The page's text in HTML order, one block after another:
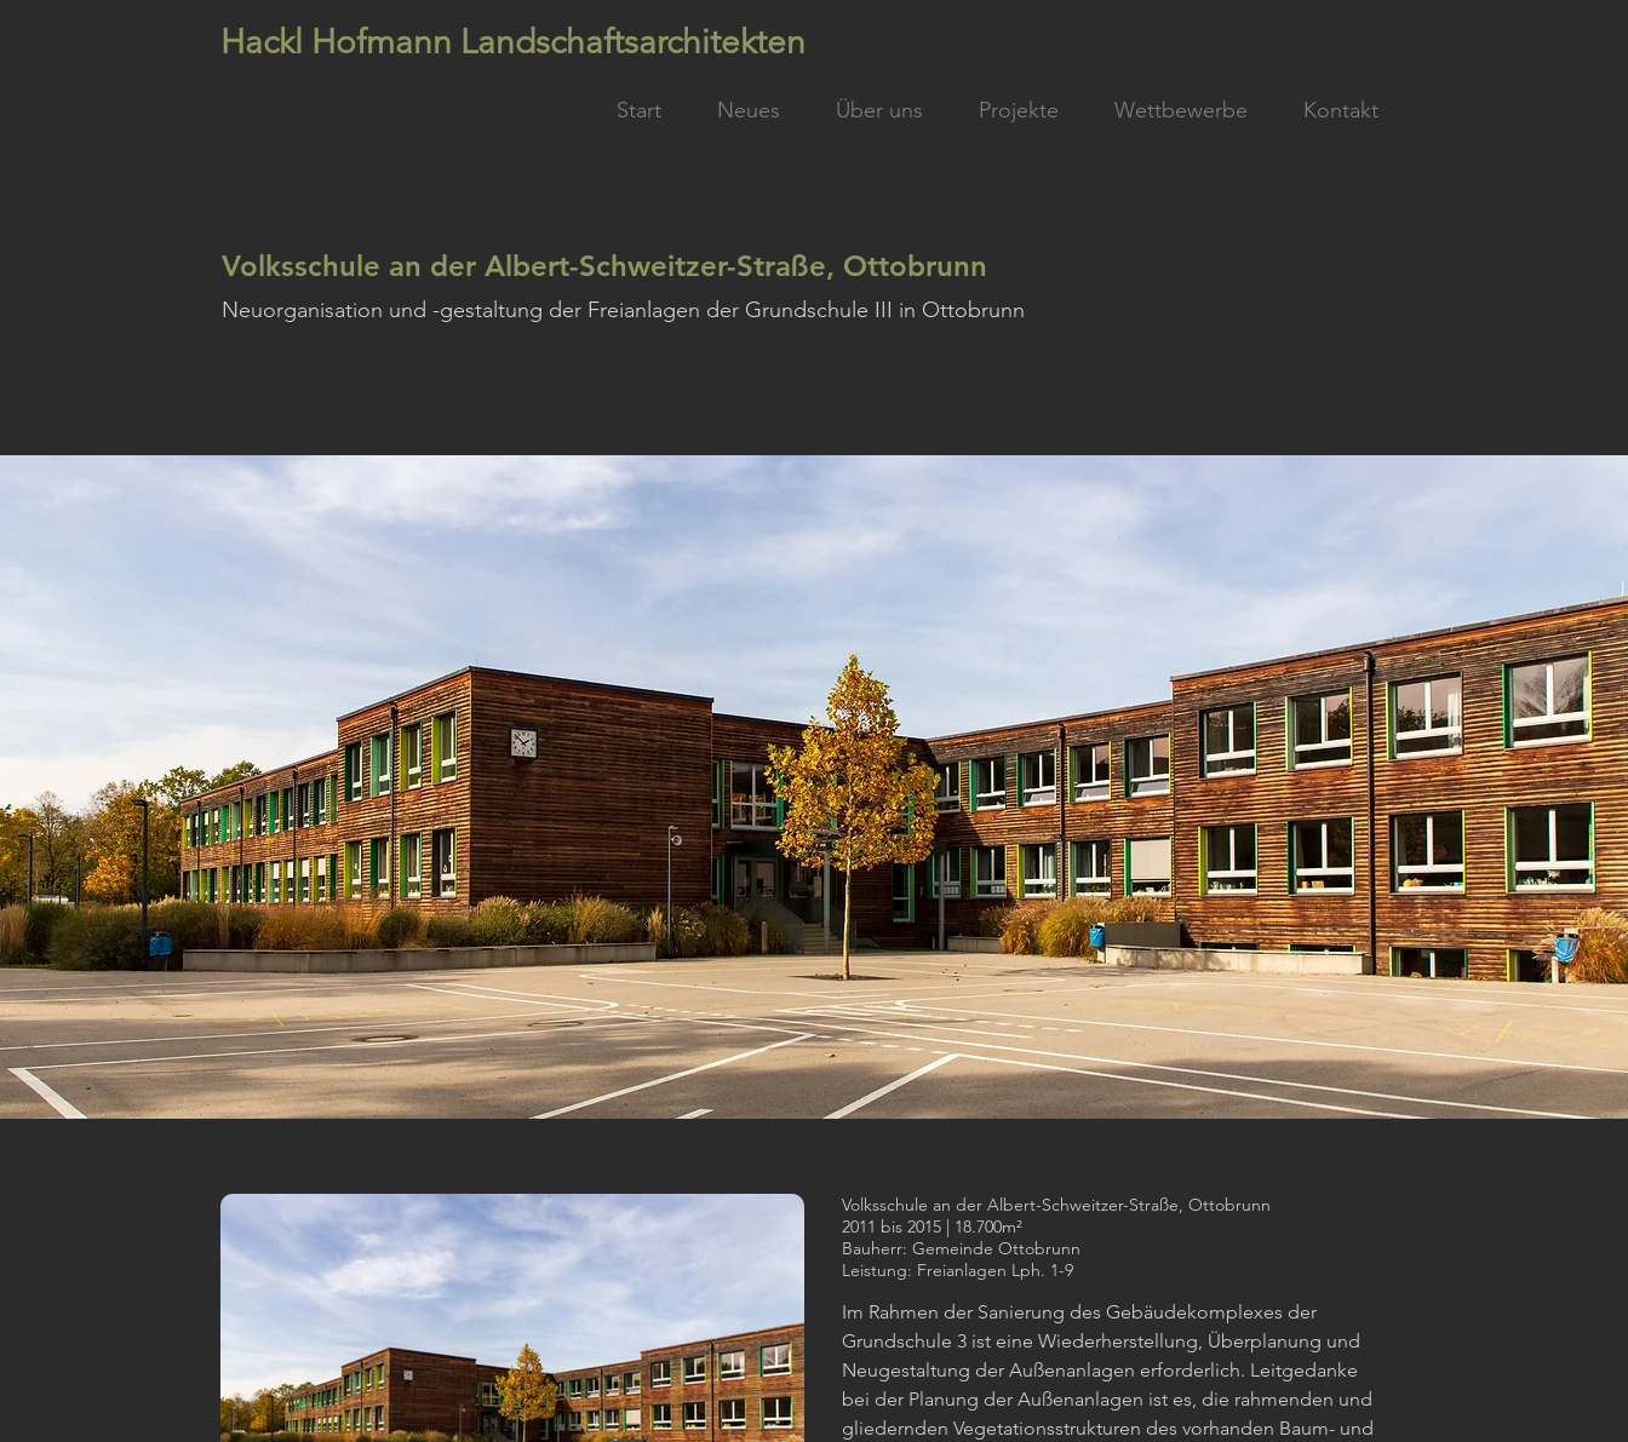
Hackl Hofmann Landschaftsarchitekten
Start Neues Über uns Projekte Wettbewerbe Kontakt
Volksschule an der Albert-Schweitzer-Straße, Ottobrunn
Neuorganisation und -gestaltung der Freianlagen der Grundschule III in Ottobrunn
Volksschule an der Albert-Schweitzer-Straße, Ottobrunn
2011 bis 2015 | 18.700m²
Bauherr: Gemeinde Ottobrunn
Leistung: Freianlagen Lph. 1-9
Im Rahmen der Sanierung des Gebäudekomplexes der
Grundschule 3 ist eine Wiederherstellung, Überplanung und
Neugestaltung der Außenanlagen erforderlich. Leitgedanke
bei der Planung der Außenanlagen ist es, die rahmenden und
gliedernden Vegetationsstrukturen des vorhanden Baum- und